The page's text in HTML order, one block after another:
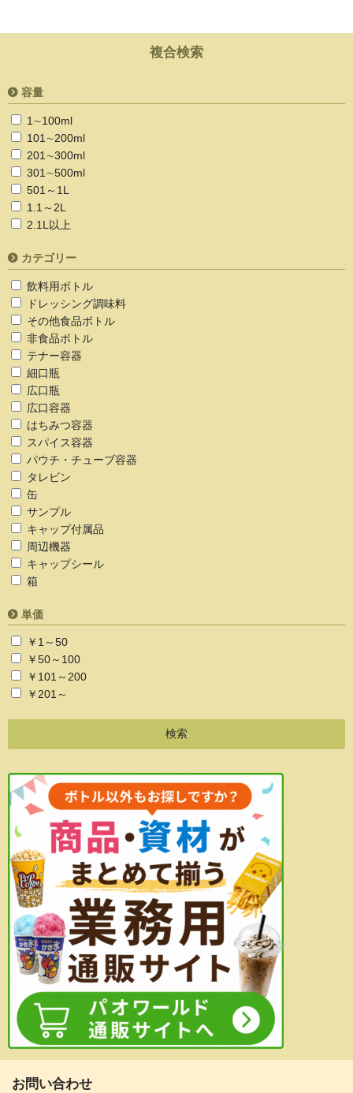
複合検索
容量
1∼100ml
101∼200ml
201∼300ml
301∼500ml
501～1L
1.1～2L
2.1L以上
カテゴリー
飲料用ボトル
ドレッシング調味料
その他食品ボトル
非食品ボトル
テナー容器
細口瓶
広口瓶
広口容器
はちみつ容器
スパイス容器
パウチ・チューブ容器
タレビン
缶
サンプル
キャップ付属品
周辺機器
キャップシール
箱
単価
￥1～50
￥50～100
￥101～200
￥201～
お問い合わせ